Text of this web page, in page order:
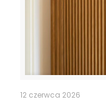
12 czerwca 2026